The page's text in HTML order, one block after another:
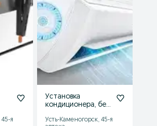
я
Установка
кондиционера, без
пылесосом.
Усть-Каменогорск, 45-я